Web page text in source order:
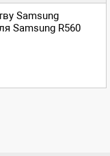
Samsung
Samsung R560